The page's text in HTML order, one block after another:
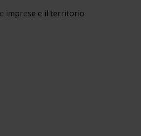
imprese e il territorio